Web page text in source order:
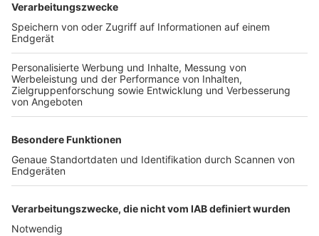
TOP-VEREINE
TOP-PARTNER